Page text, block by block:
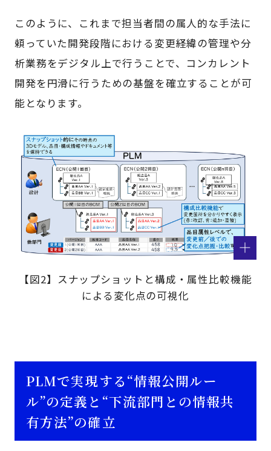
このように、これまで担当者間の属人的な手法に
頼っていた開発段階における変更経緯の管理や分
析業務をデジタル上で行うことで、コンカレント
開発を円滑に行うための基盤を確立することが可
能となります。
【図2】スナップショットと構成・属性比較機能
による変化点の可視化
PLMで実現する“情報公開ルー
ル”の定義と“下流部門との情報共
有方法”の確立